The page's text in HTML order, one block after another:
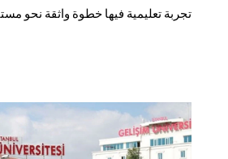
تجربة تعليمية فيها خطوة واثقة نحو